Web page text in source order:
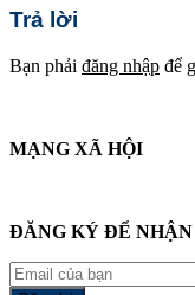
Trả lời
Bạn phải đăng nhập để
MẠNG XÃ HỘI
ĐĂNG KÝ ĐỂ